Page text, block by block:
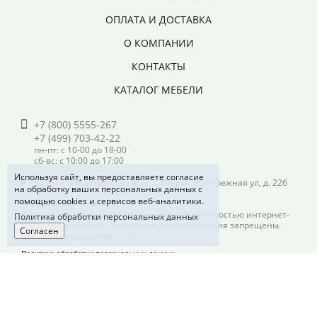
ОПЛАТА И ДОСТАВКА
О КОМПАНИИ
КОНТАКТЫ
КАТАЛОГ МЕБЕЛИ
+7 (800) 5555-267
+7 (499) 703-42-22
пн-пт: с 10-00 до 18-00
сб-вс: с 10:00 до 17:00
601915, Владимирская обл., г. Ковров, Набережная ул, д. 22б
© 2026 arsko-m.ru
Вся информация на сайте является собственностью интернет-
магазина arsko-m.ru. Копирование и публикация запрещены.
Все права защищены.
Политика обработки персональных данных
Используя сайт, вы предоставляете согласие
на обработку ваших персональных данных с
помощью cookies и сервисов веб-аналитики.
Политика обработки персональных данных
Согласен